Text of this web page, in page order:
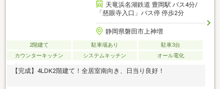
天竜浜名湖鉄道 豊岡駅 バス4分/
「慈眼寺入口」バス停 停歩2分
静岡県磐田市上神増
2階建て 駐車場あり
駐車3台
カウンターキッチン
システムキッチン オール電化
【完成】4LDK2階建て！全居室南向き、日当り良好！